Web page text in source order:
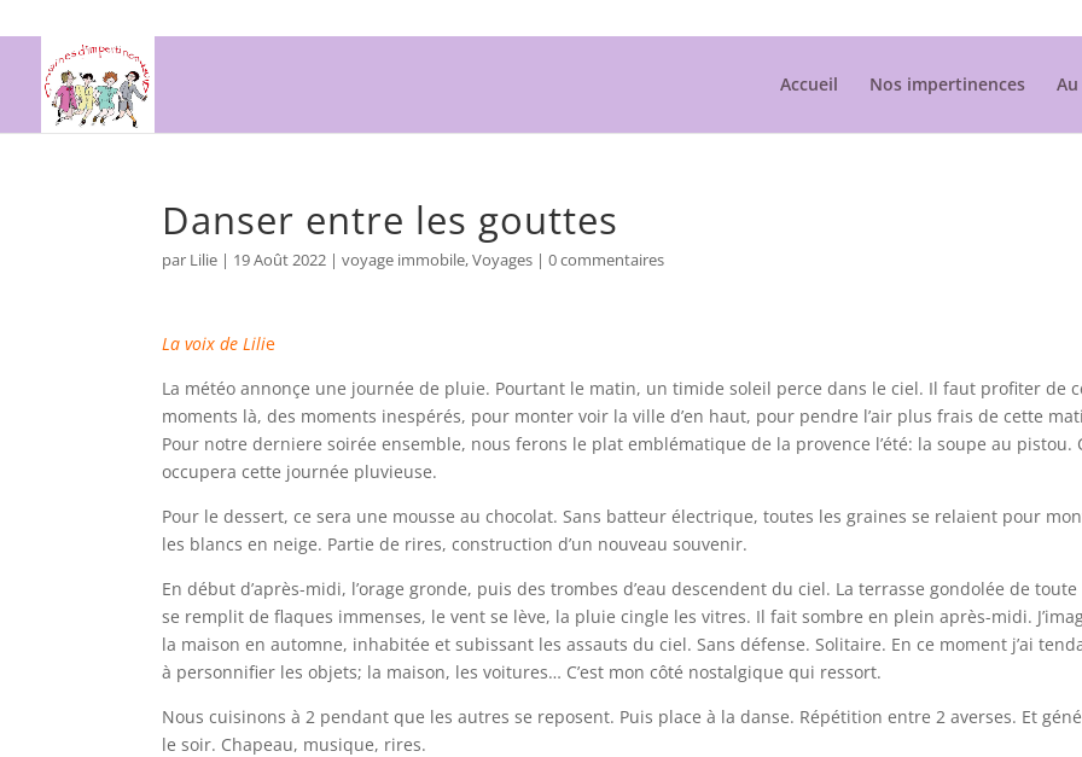
Accueil Nos impertinences
Danser entre les gouttes
par Lilie | 19 Août 2022 |voyage immobile,Voyages |0 commentaires
La voix de Lilie
La météo annonçe une journée de pluie. Pourtant le matin, un timide soleil perce dans le ciel. Il faut profiter de
moments là, des moments inespérés, pour monter voir la ville d’en haut, pour pendre l’air plus frais de cette
Pour notre derniere soirée ensemble, nous ferons le plat emblématique de la provence l’été: la soupe au pistou.
occupera cette journée pluvieuse.
Pour le dessert, ce sera une mousse au chocolat. Sans batteur électrique, toutes les graines se relaient pour
les blancs en neige. Partie de rires, construction d’un nouveau souvenir.
En début d’après-midi, l’orage gronde, puis des trombes d’eau descendent du ciel. La terrasse gondolée de
se remplit de flaques immenses, le vent se lève, la pluie cingle les vitres. Il fait sombre en plein après-midi.
la maison en automne, inhabitée et subissant les assauts du ciel. Sans défense. Solitaire. En ce moment j’ai
à personnifier les objets; la maison, les voitures… C’est mon côté nostalgique qui ressort.
Nous cuisinons à 2 pendant que les autres se reposent. Puis place à la danse. Répétition entre 2 averses. Et
le soir. Chapeau, musique, rires.